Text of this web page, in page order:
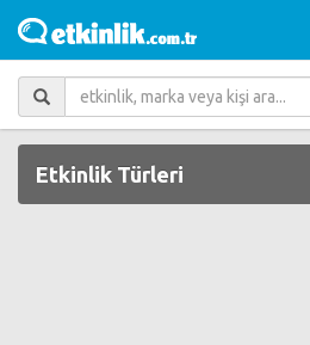
Etkinlik Türleri